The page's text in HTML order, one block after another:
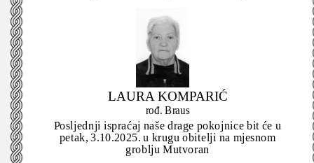
LAURA KOMPARIĆ
rođ. Braus
Posljednji ispraćaj naše drage pokojnice bit će u
petak, 3.10.2025. u krugu obitelji na mjesnom
groblju Mutvoran